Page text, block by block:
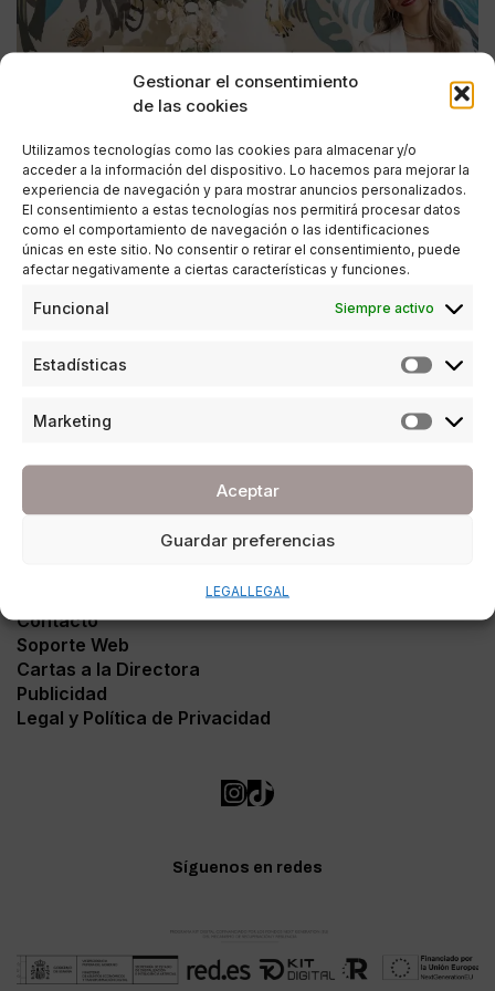
Gestionar el consentimiento
de las cookies
Utilizamos tecnologías como las cookies para almacenar y/o
acceder a la información del dispositivo. Lo hacemos para mejorar la
experiencia de navegación y para mostrar anuncios personalizados.
El consentimiento a estas tecnologías nos permitirá procesar datos
como el comportamiento de navegación o las identificaciones
únicas en este sitio. No consentir o retirar el consentimiento, puede
afectar negativamente a ciertas características y funciones.
Funcional Siempre activo
Estadísticas
Marketing
Aceptar
Guardar preferencias
LEGAL LEGAL
ESTILO DE VIDA
Sofía Maraña: “Cuando un menor vive bajo un
psicológica, repetirá dicho modelo de
POR REDACCIÓN URBANITY
Contacto
Soporte Web
Cartas a la Directora
Publicidad
Legal y Política de Privacidad
Síguenos en redes